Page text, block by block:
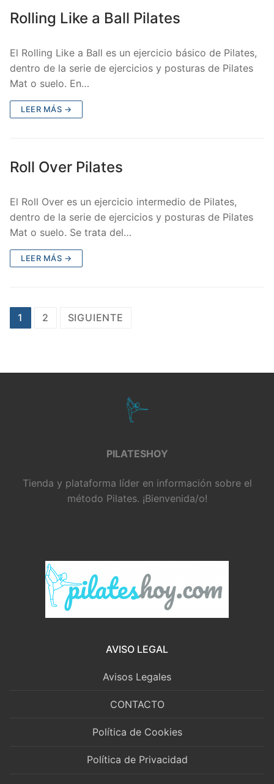
Rolling Like a Ball Pilates
El Rolling Like a Ball es un ejercicio básico de Pilates,
dentro de la serie de ejercicios y posturas de Pilates
Mat o suelo. En…
LEER MÁS →
Roll Over Pilates
El Roll Over es un ejercicio intermedio de Pilates,
dentro de la serie de ejercicios y posturas de Pilates
Mat o suelo. Se trata del…
LEER MÁS →
1 2 SIGUIENTE
PILATESHOY
Tienda y plataforma líder en información sobre el
método Pilates. ¡Bienvenida/o!
AVISO LEGAL
Avisos Legales
CONTACTO
Política de Cookies
Política de Privacidad